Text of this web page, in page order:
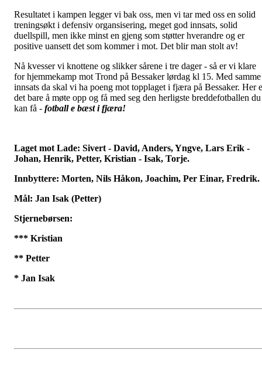
Resultatet i kampen legger vi bak oss, men vi tar med oss en solid
treningsøkt i defensiv organsisering, meget god innsats, solid
duellspill, men ikke minst en gjeng som støtter hverandre og er
positive uansett det som kommer i mot. Det blir man stolt av!
Nå kvesser vi knottene og slikker sårene i tre dager - så er vi klare
for hjemmekamp mot Trond på Bessaker lørdag kl 15. Med samme
innsats da skal vi ha poeng mot topplaget i fjæra på Bessaker. Her
det bare å møte opp og få med seg den herligste breddefotballen du
kan få - fotball e bæst i fjæra!
Laget mot Lade: Sivert - David, Anders, Yngve, Lars Erik -
Johan, Henrik, Petter, Kristian - Isak, Torje.
Innbyttere: Morten, Nils Håkon, Joachim, Per Einar, Fredrik.
Mål: Jan Isak (Petter)
Stjernebørsen:
*** Kristian
** Petter
* Jan Isak